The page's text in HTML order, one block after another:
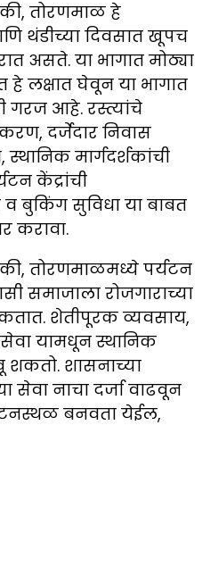
की, तोरणमाळ हे
थंडीच्या दिवसात खूपच
असते. या भागात मोठ्या
लक्षात घेवून या भागात
गरज आहे. रस्त्यांचे
दर्जेदार निवास
मार्गदर्शकांची
केंद्रांची
बुकिंग सुविधा या बाबत
करावा.
की, तोरणमाळमध्ये पर्यटन
समाजाला रोजगाराच्या
शेतीपूरक व्यवसाय,
यामधून स्थानिक
शकतो. शासनाच्या
सेवा नाचा दर्जा वाढवून
बनवता येईल,